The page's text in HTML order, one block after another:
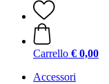
Carrello € 0,00
Accessori